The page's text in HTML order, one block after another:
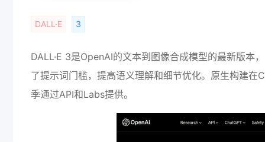
DALL·E 3
DALL·E 3是OpenAI的文本到图像合成模型的最新版本
了提示词门槛，提高语义理解和细节优化。原生构建
季通过API和Labs提供。